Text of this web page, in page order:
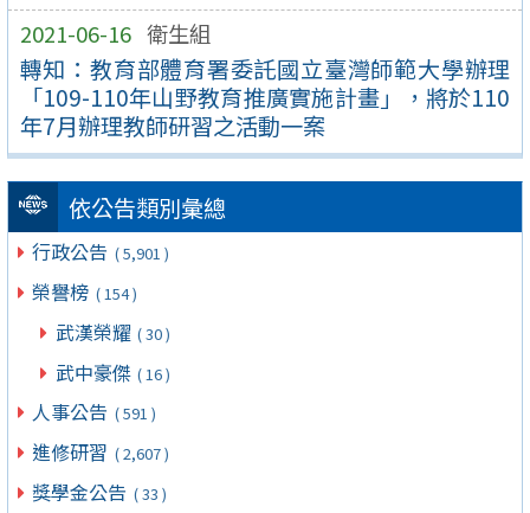
2021-06-16 衛生組
轉知：教育部體育署委託國立臺灣師範大學辦理
「109-110年山野教育推廣實施計畫」，將於110
年7月辦理教師研習之活動一案
依公告類別彙總
行政公告 ( 5,901 )
榮譽榜 ( 154 )
武漢榮耀 ( 30 )
武中豪傑 ( 16 )
人事公告 ( 591 )
進修研習 ( 2,607 )
獎學金公告 ( 33 )